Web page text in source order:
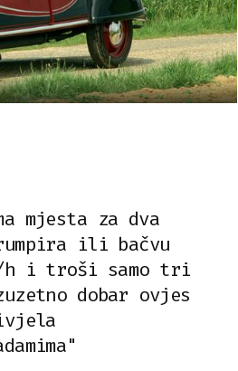
mjesta za dva
ili bačvu
h i troši samo tri
dobar ovjes